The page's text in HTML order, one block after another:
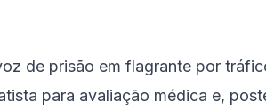
de prisão em flagrante por
para avaliação médica e,